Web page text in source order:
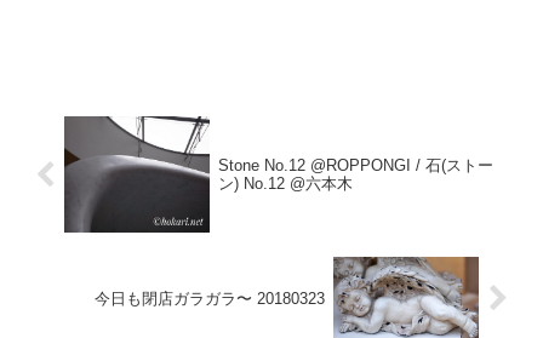
Stone No.12 @ROPPONGI / 石(ストー
ン) No.12 @六本木
今日も閉店ガラガラ〜 20180323